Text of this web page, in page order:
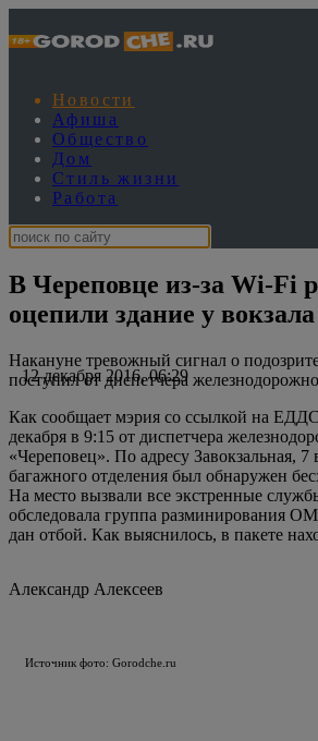
Новости
Афиша
Общество
Дом
Стиль жизни
Работа
В Череповце из-за Wi-Fi
оцепили здание у вокзала
12 декабря 2016, 06:29
Накануне тревожный сигнал о
поступил от диспетчера
Как сообщает мэрия со ссылкой на
декабря в 9:15 от диспетчера
«Череповец». По адресу Завокзальная,
багажного отделения был обнаружен
На место вызвали все экстренные
обследовала группа разминирования
дан отбой. Как выяснилось, в пакете
Александр Алексеев
Источник фото: Gorodche.ru